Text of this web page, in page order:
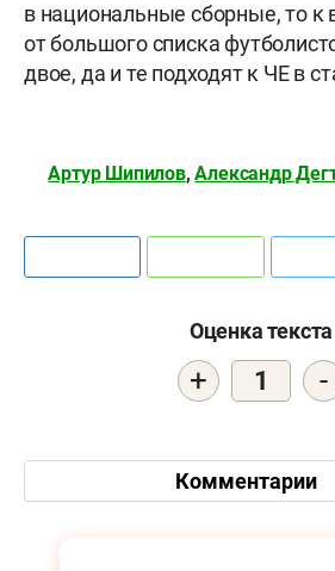
в национальные сборные, то к
от большого списка
двое, да и те подходят к ЧЕ в
Артур Шипилов,Александр
Оценка текста
+ 1 -
Комментарии